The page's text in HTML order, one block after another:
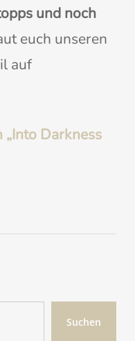
und noch
euch unseren
auf
„Into Darkness
Suchen